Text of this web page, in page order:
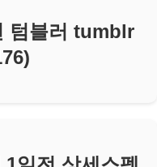
텀블러 tumblr